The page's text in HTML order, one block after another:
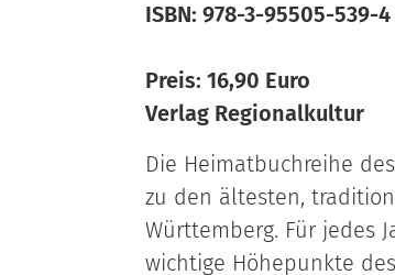
ISBN: 978-3-95505-539-4
Preis: 16,90 Euro
Verlag Regionalkultur
Die Heimatbuchreihe
zu den ältesten,
Württemberg. Für jedes
wichtige Höhepunkte